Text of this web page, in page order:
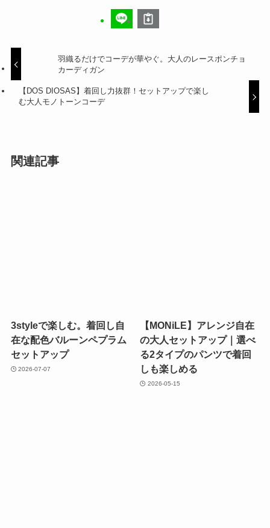
羽織るだけでコーデが華やぐ。大人のレースポンチョ
カーディガン
【DOS DIOSAS】着回し力抜群！セットアップで楽
しむ大人モノトーンコーデ
関連記事
3styleで楽しむ。着回し自
在な配色バルーンペプラム
セットアップ
2026-07-07
【MONiLE】アレンジ自在
の大人セットアップ｜選べ
る2タイプのパンツで着回
しも楽しめる
2026-05-15